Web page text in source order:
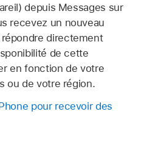
depuis Messages sur
recevez un nouveau
directement
de cette
en fonction de votre
ou de votre région.
pour recevoir des